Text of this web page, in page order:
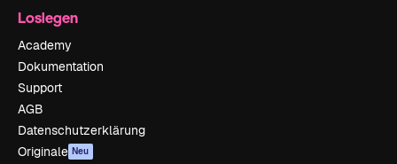
Loslegen
Academy
Dokumentation
Support
AGB
Datenschutzerklärung
Originale Neu